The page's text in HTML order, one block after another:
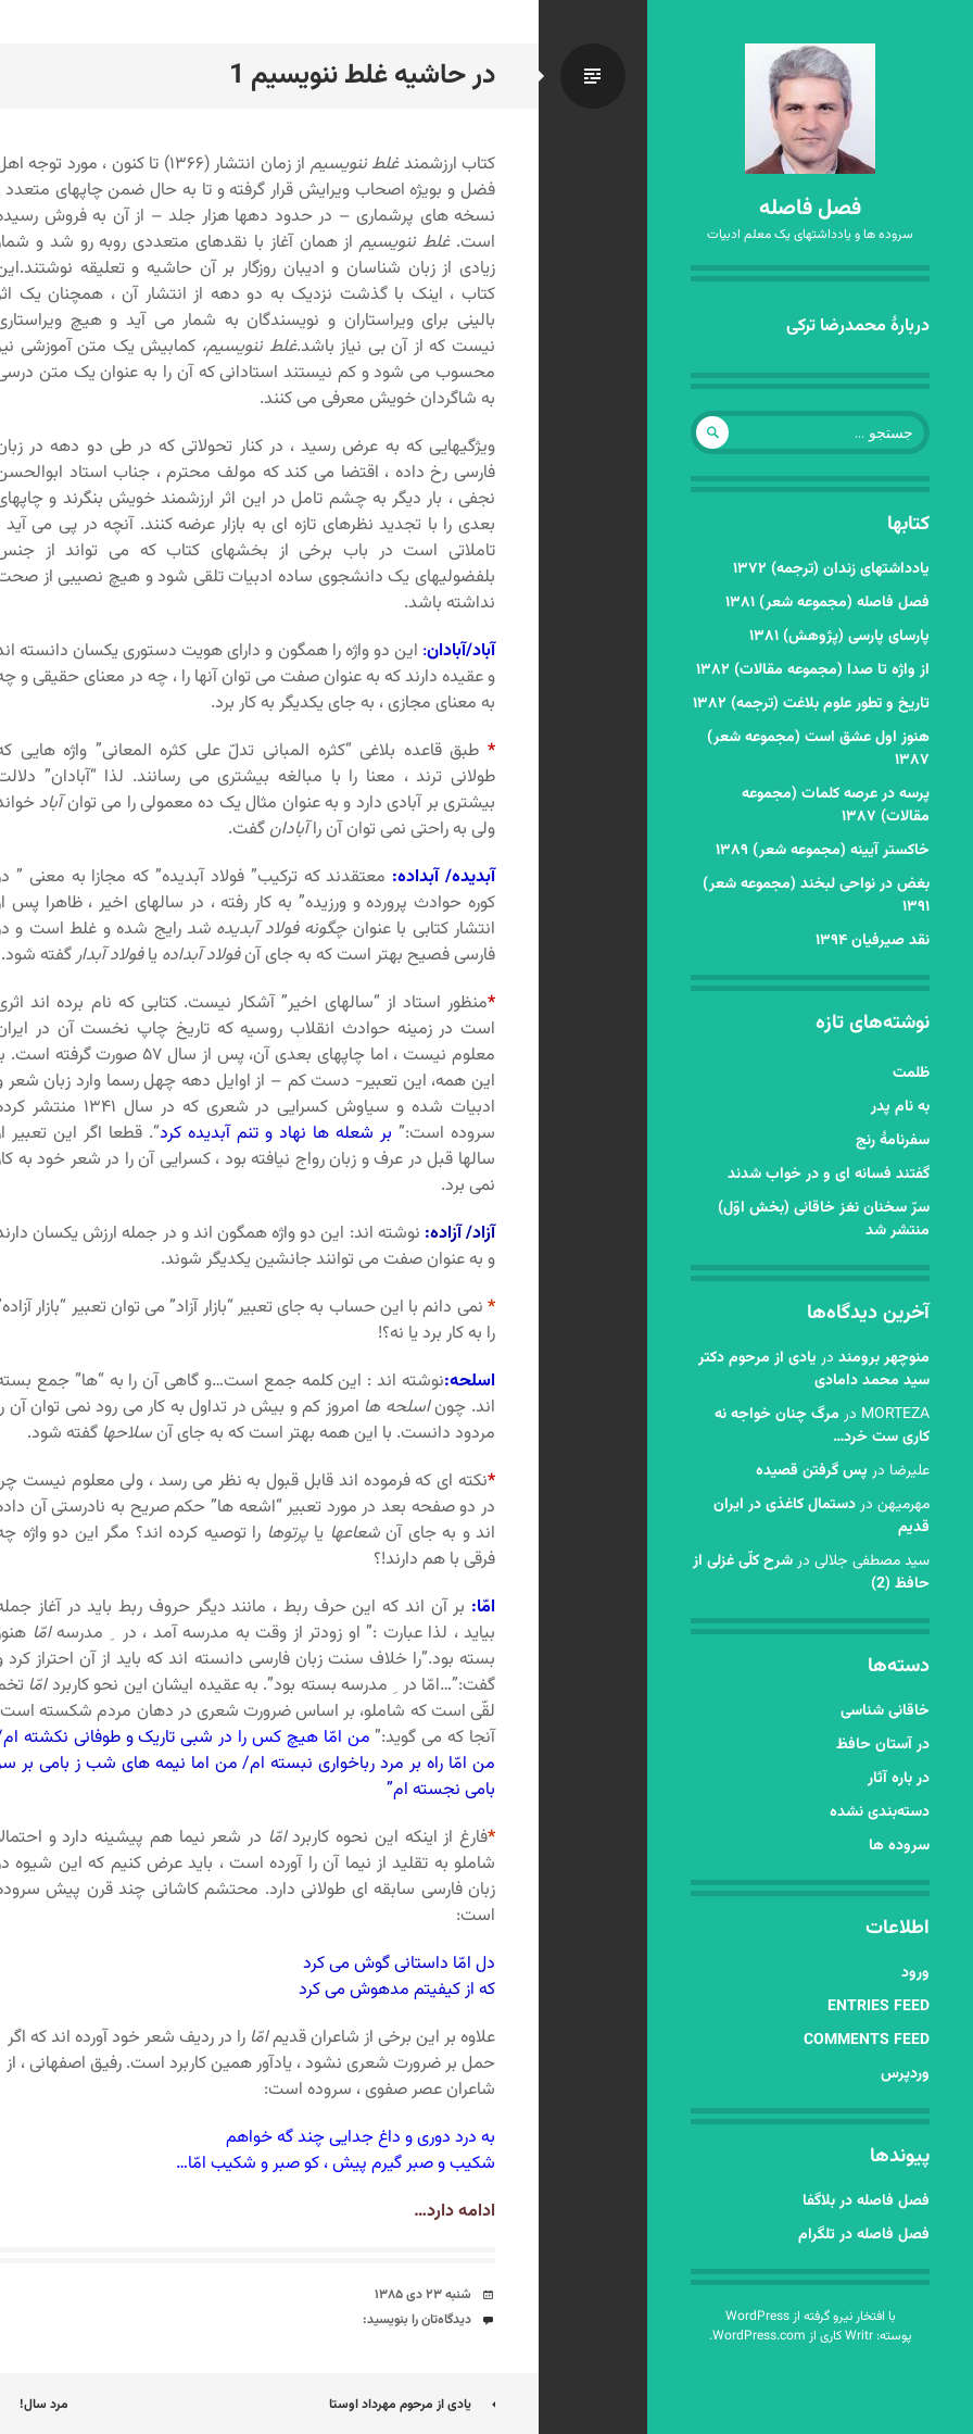
فصل فاصله
سروده ها و یادداشتهای یک معلم ادبیات
رفتن
نوشته‌ها
دربارهٔ محمدرضا ترکی
جستجو
برای:
کتابها
یادداشتهای زندان (ترجمه) ۱۳۷۲
فصل فاصله (مجموعه شعر) ۱۳۸۱
پارسای پارسی (پژوهش) ۱۳۸۱
از واژه تا صدا (مجموعه مقالات) ۱۳۸۲
تاریخ و تطور علوم بلاغت (ترجمه) ۱۳۸۲
هنوز اول عشق است (مجموعه شعر)
۱۳۸۷
پرسه در عرصه کلمات (مجموعه
مقالات) ۱۳۸۷
خاکستر آیینه (مجموعه شعر) ۱۳۸۹
بغض در نواحی لبخند (مجموعه شعر)
۱۳۹۱
نقد صیرفیان ۱۳۹۴
نوشته‌های تازه
ظلمت
به نام پدر
سفرنامۀ رنج
گفتند فسانه ای و در خواب شدند
سرّ سخنان نغز خاقانی (بخش اوّل)
منتشر شد
آخرین دیدگاه‌ها
منوچهر برومند در یادی از مرحوم دکتر
سید محمد دامادی
MORTEZA در مرگ چنان خواجه نه
کاری ست خرد…
عليرضا در پس گرفتن قصیده
مهرمیهن دردستمال کاغذی در ایران
قدیم
سید مصطفی جلالی درشرح کلّی غزلی از
حافظ (2)
دسته‌ها
خاقانی شناسی
در آستان حافظ
در باره آثار
دسته‌بندی نشده
سروده ها
اطلاعات
ورود
ENTRIES FEED
COMMENTS FEED
وردپرس
پیوندها
فصل فاصله در بلاگفا
فصل فاصله در تلگرام
با افتخار نیرو گرفته از WordPress
پوسته: Writr کاری از
WordPress.com
.
در حاشیه غلط ننویسیم 1استاندارد
کتاب ارزشمندغلط ننویسیم
از زمان انتشار (۱۳۶۶) تا کنون ، مورد توجه
فضل و بویژه اصحاب ویرایش قرار گرفته و تا به حال ضمن چاپهای متعدد
نسخه های پرشماری – در حدود دهها هزار جلد – از آن به فروش
است.غلط ننویسیماز همان آغاز با نقدهای متعددی روبه رو شد و
زیادی از زبان شناسان و ادیبان روزگار بر آن حاشیه و تعلیقه
کتاب ، اینک با گذشت نزدیک به دو دهه از انتشار آن ، همچنان یک
بالینی برای ویراستاران و نویسندگان به شمار می آید و هیچ
نیست که از آن بی نیاز باشد.غلط ننویسیم، کمابیش یک متن آموزشی
محسوب می شود و کم نیستند استادانی که آن را به عنوان یک متن
به شاگردان خویش معرفی می کنند.
ویژگیهایی که به عرض رسید ، در کنار تحولاتی که در طی دو دهه در
فارسی رخ داده ، اقتضا می کند که مولف محترم ، جناب استاد
نجفی ، بار دیگر به چشم تامل در این اثر ارزشمند خویش بنگرند و
بعدی را با تجدید نظرهای تازه ای به بازار عرضه کنند. آنچه در پی می آید
تاملاتی است در باب برخی از بخشهای کتاب که می تواند از
بلفضولیهای یک دانشجوی ساده ادبیات تلقی شود و هیچ نصیبی از
نداشته باشد.
آباد/آبادان: این دو واژه را همگون و دارای هویت دستوری یکسان دانسته
و عقیده دارند که به عنوان صفت می توان آنها را ، چه در معنای حقیقی و
به معنای مجازی ، به جای یکدیگر به کار برد.
* طبق قاعده بلاغی “کثره المبانی تدلّ علی کثره المعانی” واژه هایی
طولانی ترند ، معنا را با مبالغه بیشتری می رسانند. لذا “آبادان”
بیشتری بر آبادی دارد و به عنوان مثال یک ده معمولی را می توانآباد
ولی به راحتی نمی توان آن راآبادان گفت.
آبدیده/ آبداده: معتقدند که ترکیب” فولاد آبدیده” که مجازا به معنی ”
کوره حوادث پرورده و ورزیده” به کار رفته ، در سالهای اخیر ، ظاهرا پس
انتشار کتابی با عنوان چگونه فولاد آبدیده شد رایج شده و غلط است و
فارسی فصیح بهتر است که به جای آنفولاد آبداده یافولاد آبدارگفته شود.
*منظور استاد از “سالهای اخیر” آشکار نیست. کتابی که نام برده اند
است در زمینه حوادث انقلاب روسیه که تاریخ چاپ نخست آن در
معلوم نیست ، اما چاپهای بعدی آن، پس از سال ۵۷ صورت گرفته
این همه، این تعبیر- دست کم – از اوایل دهه چهل رسما وارد زبان شعر
ادبیات شده و سیاوش کسرایی در شعری که در سال ۱۳۴۱
سروده است:” بر شعله ها نهاد و تنم آبدیده کرد“. قطعا اگر این تعبیر
سالها قبل در عرف و زبان رواج نیافته بود ، کسرایی آن را در شعر خود به
نمی برد.
آزاد/ آزاده: نوشته اند: این دو واژه همگون اند و در جمله ارزش یکسان
و به عنوان صفت می توانند جانشین یکدیگر شوند.
* نمی دانم با این حساب به جای تعبیر “بازار آزاد” می توان تعبیر “بازار
را به کار برد یا نه؟!
اسلحه:نوشته اند : این کلمه جمع است…و گاهی آن را به “ها” جمع
اند. چوناسلحه ها امروز کم و بیش در تداول به کار می رود نمی توان آن
مردود دانست. با این همه بهتر است که به جای آنسلاحها گفته شود.
*نکته ای که فرموده اند قابل قبول به نظر می رسد ، ولی معلوم نیست
در دو صفحه بعد در مورد تعبیر “اشعه ها” حکم صریح به نادرستی آن
اند و به جای آنشعاعها یاپرتوها را توصیه کرده اند؟ مگر این دو واژه
فرقی با هم دارند!؟
امّا: بر آن اند که این حرف ربط ، مانند دیگر حروف ربط باید در آغاز
بیاید ، لذا عبارت :” او زودتر از وقت به مدرسه آمد ، در ِ مدرسهامّا
بسته بود.”را خلاف سنت زبان فارسی دانسته اند که باید از آن احتراز کرد
گفت:”…امّا در ِ مدرسه بسته بود”. به عقیده ایشان این نحو کاربردامّا
لقّی است که شاملو، بر اساس ضرورت شعری در دهان مردم شکسته
آنجا که می گوید:” من امّا هیچ کس را در شبی تاریک و طوفانی نکشته
من امّا راه بر مرد رباخواری نبسته ام/ من اما نیمه های شب ز بامی بر
بامی نجسته ام”
*فارغ از اینکه این نحوه کاربردامّا در شعر نیما هم پیشینه دارد و
شاملو به تقلید از نیما آن را آورده است ، باید عرض کنیم که این شیوه
زبان فارسی سابقه ای طولانی دارد. محتشم کاشانی چند قرن پیش
است:
دل امّا داستانی گوش می کرد
که از کیفیتم مدهوش می کرد
علاوه بر این برخی از شاعران قدیمامّا را در ردیف شعر خود آورده اند که اگر
حمل بر ضرورت شعری نشود ، یادآور همین کاربرد است. رفیق اصفهانی ، از
شاعران عصر صفوی ، سروده است:
به درد دوری و داغ جدایی چند گه خواهم
شکیب و صبر گیرم پیش ، کو صبر و شکیب امّا…
ادامه دارد…
تاریخ
شنبه ۲۳ دی ۱۳۸۵
دیدگاه‌ها
دیدگاه‌تان را بنویسید:
ناوبری
یادی از مرحوم مهرداد اوستا مرد سال!